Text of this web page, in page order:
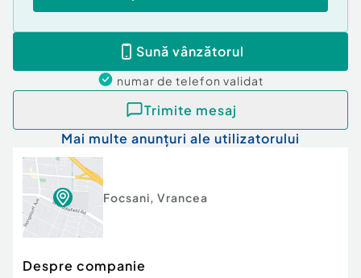
Sună vânzătorul
numar de telefon validat
Trimite mesaj
Mai multe anunțuri ale utilizatorului
Focsani, Vrancea
Despre companie